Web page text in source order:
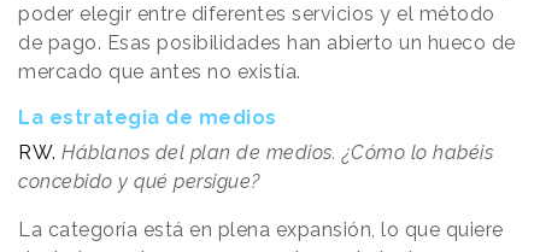
poder elegir entre diferentes servicios y el método
de pago. Esas posibilidades han abierto un hueco de
mercado que antes no existía.
La estrategia de medios
RW. Háblanos del plan de medios. ¿Cómo lo habéis
concebido y qué persigue?
La categoría está en plena expansión, lo que quiere